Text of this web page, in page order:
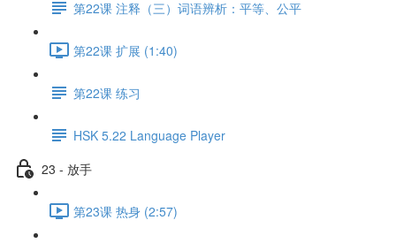
第22课 注释（三）词语辨析：平等、公平
第22课 扩展 (1:40)
第22课 练习
HSK 5.22 Language Player
23 - 放手
第23课 热身 (2:57)